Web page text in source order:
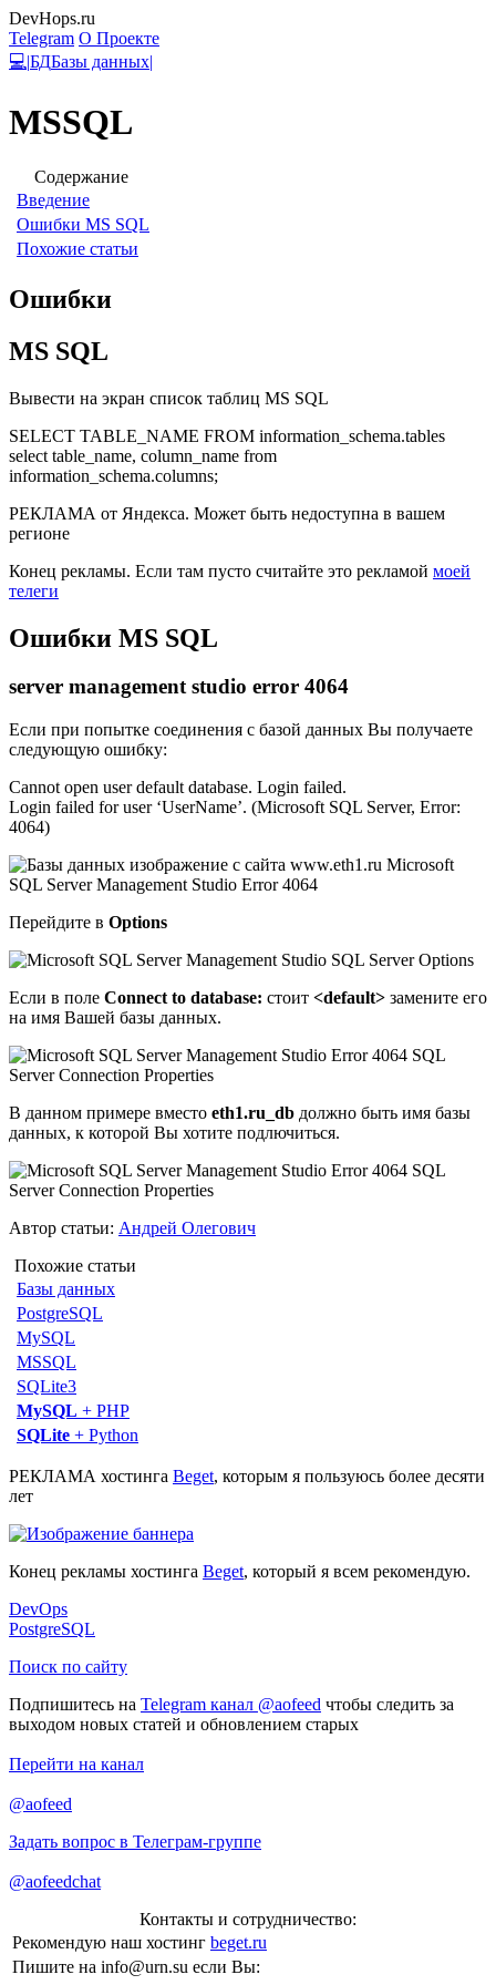
DevHops.ru
Telegram О Проекте
💻|БДБазы данных|
MSSQL
Содержание
Введение
Ошибки MS SQL
Похожие статьи
Ошибки
MS SQL
Вывести на экран список таблиц MS SQL
SELECT TABLE_NAME FROM information_schema.tables
select table_name, column_name from
information_schema.columns;
РЕКЛАМА от Яндекса. Может быть недоступна в вашем
регионе
Конец рекламы. Если там пусто считайте это рекламой моей
телеги
Ошибки MS SQL
server management studio error 4064
Если при попытке соединения с базой данных Вы получаете
следующую ошибку:
Cannot open user default database. Login failed.
Login failed for user ‘UserName’. (Microsoft SQL Server, Error:
4064)
Перейдите в Options
Если в поле Connect to database: стоит <default> замените его
на имя Вашей базы данных.
В данном примере вместо eth1.ru_db должно быть имя базы
данных, к которой Вы хотите подлючиться.
Автор статьи: Андрей Олегович
Похожие статьи
Базы данных
PostgreSQL
MySQL
MSSQL
SQLite3
MySQL + PHP
SQLite + Python
РЕКЛАМА хостинга Beget, которым я пользуюсь более десяти
лет
Конец рекламы хостинга Beget, который я всем рекомендую.
DevOps
PostgreSQL
Поиск по сайту
Подпишитесь на Telegram канал @aofeed чтобы следить за
выходом новых статей и обновлением старых
Перейти на канал
@aofeed
Задать вопрос в Телеграм-группе
@aofeedchat
Контакты и сотрудничество:
Рекомендую наш хостинг beget.ru
Пишите на info@urn.su если Вы: